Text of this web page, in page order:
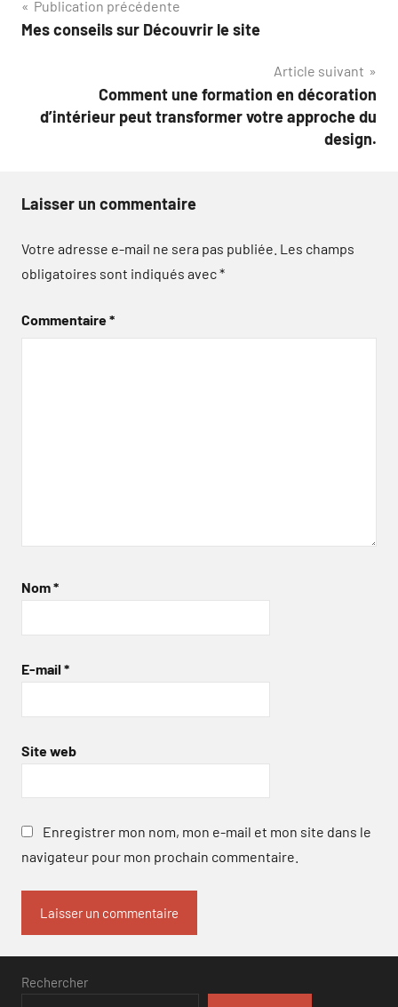
Navigation
de
Publication précédente
Mes conseils sur Découvrir le site
Article suivant
Comment une formation en décoration
d’intérieur peut transformer votre approche du
design.
Laisser un commentaire
Votre adresse e-mail ne sera pas publiée. Les champs
obligatoires sont indiqués avec*
Commentaire*
Nom*
E-mail *
Site web
Enregistrer mon nom, mon e-mail et mon site dans le
navigateur pour mon prochain commentaire.
Rechercher